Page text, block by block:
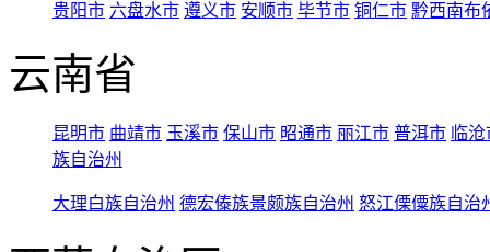
贵阳市 六盘水市 遵义市 安顺市 毕节市 铜仁市 黔西南布
云南省
昆明市 曲靖市 玉溪市 保山市 昭通市 丽江市 普洱市 临
族自治州
大理白族自治州 德宏傣族景颇族自治州 怒江傈僳族自治